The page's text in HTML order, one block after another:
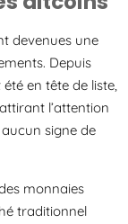
devenues une
Depuis
en tête de liste,
l’attention
signe de
monnaies
traditionnel